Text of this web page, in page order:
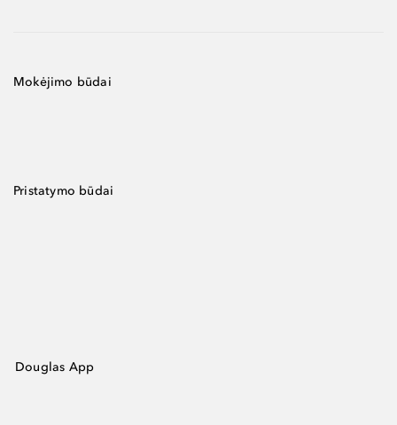
Mokėjimo būdai
Pristatymo būdai
Douglas App